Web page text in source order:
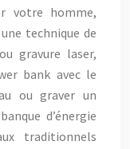
votre homme,
technique de
gravure laser,
bank avec le
ou graver un
d’énergie
traditionnels